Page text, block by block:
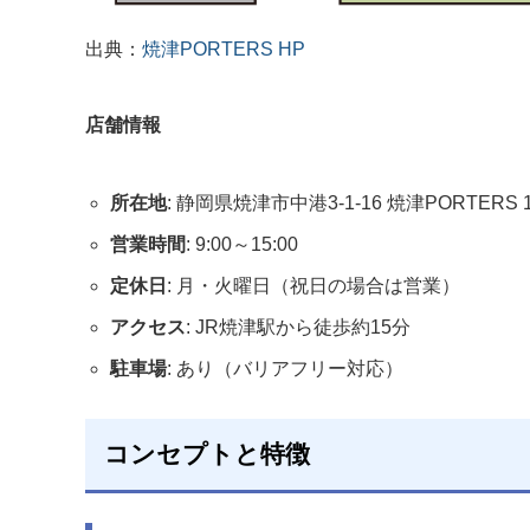
出典： 焼津PORTERS HP
店舗情報
所在地: 静岡県焼津市中港3-1-16 焼津PORTERS
営業時間: 9:00～15:00
定休日 : 月・火曜日（祝日の場合は営業）
アクセス: JR焼津駅から徒歩約15分
駐車場: あり（バリアフリー対応）
コンセプトと特徴